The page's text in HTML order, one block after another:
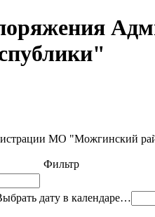
МО "Можгинский
Фильтр
…